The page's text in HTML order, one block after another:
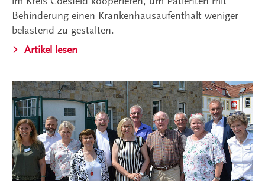
Behinderung einen Krankenhausaufenthalt weniger
belastend zu gestalten.
Artikel lesen